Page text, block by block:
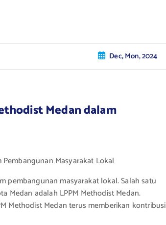
Dec, Mon, 2024
Medan dalam
Masyarakat Lokal
pembangunan masyarakat lokal. Salah satu
Medan adalah LPPM Methodist Medan.
Methodist Medan terus memberikan kontribusi